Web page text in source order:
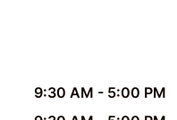
9:30 AM - 5:00 PM